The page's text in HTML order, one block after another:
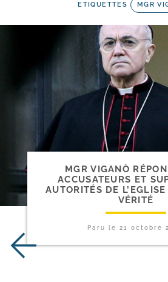
ETIQUETTES MGR
MGR VIGANÒ
ACCUSATEURS ET
AUTORITÉS DE
VÉRITÉ
Paru le21 octobre